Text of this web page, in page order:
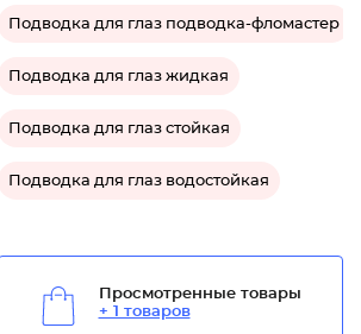
Подводка для глаз подводка-фломастер
Подводка для глаз жидкая
Подводка для глаз стойкая
Подводка для глаз водостойкая
Просмотренные товары
+ 1 товаров